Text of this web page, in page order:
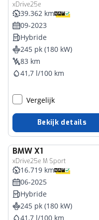
xDrive25e
39.362 km
09-2023
Hybride
245 pk (180 kW)
83 km
41,7 l/100 km
Vergelijk
Bekijk details
BMWX1
xDrive25e M Sport
16.719 km
06-2025
Hybride
245 pk (180 kW)
41,7 l/100 km